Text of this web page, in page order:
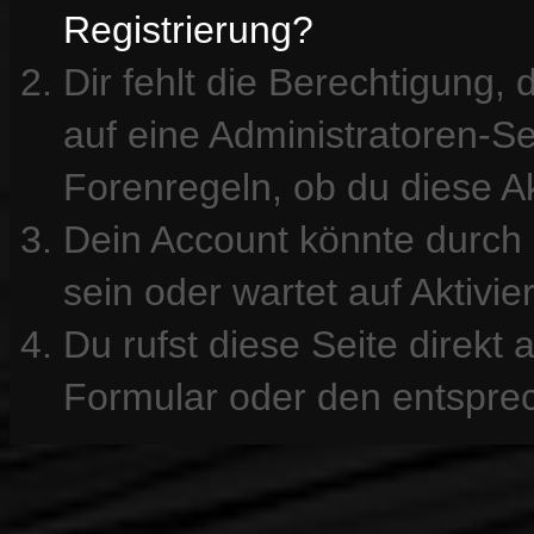
Registrierung?
Dir fehlt die Berechtigung,
auf eine Administratoren-
Forenregeln, ob du diese
Dein Account könnte
sein oder wartet auf
Du rufst diese Seite direkt
Formular oder den